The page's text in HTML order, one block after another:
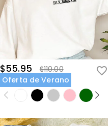
$55.95
$110.00
Oferta de Verano